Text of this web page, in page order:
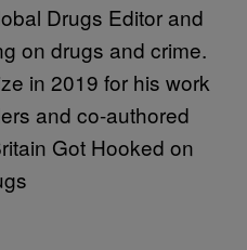
Drugs Editor and
on drugs and crime.
in 2019 for his work
and co-authored
Got Hooked on